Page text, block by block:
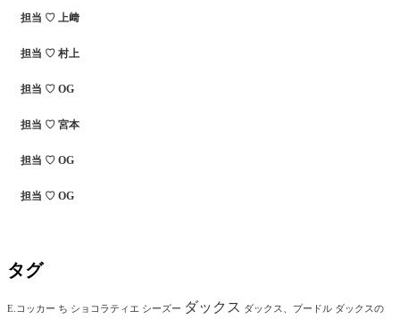
担当 ♡ 上﨑
担当 ♡ 村上
担当 ♡ OG
担当 ♡ 宮本
担当 ♡ OG
担当 ♡ OG
タグ
E.コッカー ち ショコラティエ シーズー ダックス ダックス、プードル ダックスの